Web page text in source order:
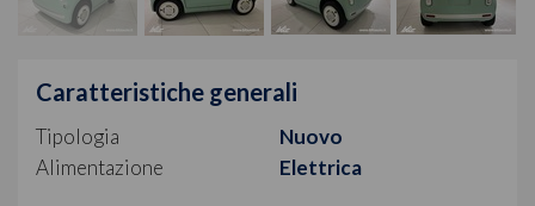
Caratteristiche generali
Tipologia
Nuovo
Alimentazione
Elettrica